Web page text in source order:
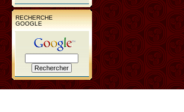
RECHERCHE
GOOGLE